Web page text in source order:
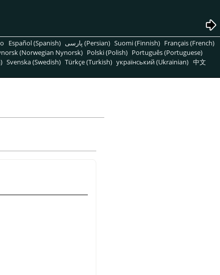
Español (Spanish) پارسی (Persian) Suomi (Finnish) Français (French)
(Norwegian Nynorsk) Polski (Polish) Português (Portuguese)
Svenska (Swedish) Türkçe (Turkish) український (Ukrainian) 中文